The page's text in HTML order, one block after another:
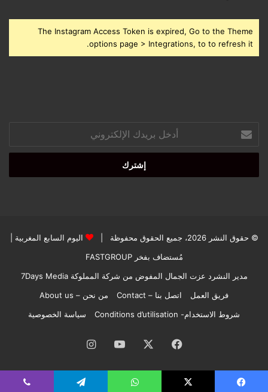
The Instagram Access Token is expired, Go to the Theme
options page > Integrations, to to refresh it.
بريدك
الإلكتروني
© حقوق النشر 2026، جميع الحقوق محفوظة | اليوم السابع المغربية
مُستضاف بفخرFASTGROUP
مدير النشرد عزت الجمال المفوض من شركة المملوكة 7Days Media
فريق العمل
اتصل بنا – Contact
من نحن – About us
شروط الاستخدام- Conditions d’utilisation
سياسة الخصوصية
فيسبوك ‫YouTubeانستقرام